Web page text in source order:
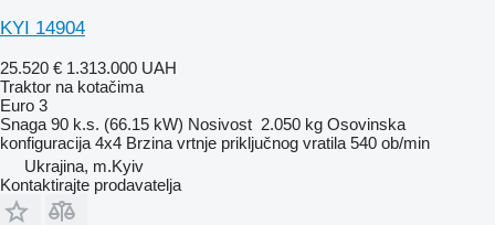
KYI 14904
25.520 € 1.313.000 UAH
Traktor na kotačima
Euro 3
Snaga 90 k.s. (66.15 kW) Nosivost 2.050 kg Osovinska
konfiguracija 4x4 Brzina vrtnje priključnog vratila 540 ob/min
Ukrajina, m.Kyiv
Kontaktirajte prodavatelja